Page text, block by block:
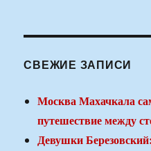
СВЕЖИЕ ЗАПИСИ
Москва Махачкала
путешествие между
Девушки